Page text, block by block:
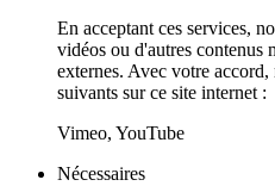
En acceptant ces services,
vidéos ou d'autres contenus
externes. Avec votre
suivants sur ce site internet :
Vimeo, YouTube
Nécessaires